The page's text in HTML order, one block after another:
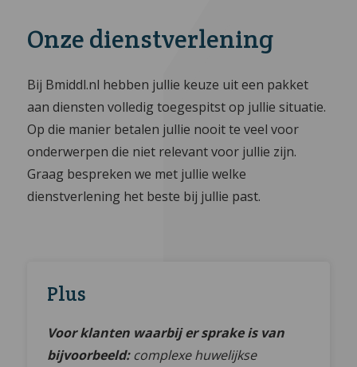
Onze dienstverlening
Bij Bmiddl.nl hebben jullie keuze uit een pakket
aan diensten volledig toegespitst op jullie situatie.
Op die manier betalen jullie nooit te veel voor
onderwerpen die niet relevant voor jullie zijn.
Graag bespreken we met jullie welke
dienstverlening het beste bij jullie past.
Plus
Voor klanten waarbij er sprake is van
bijvoorbeeld: complexe huwelijkse